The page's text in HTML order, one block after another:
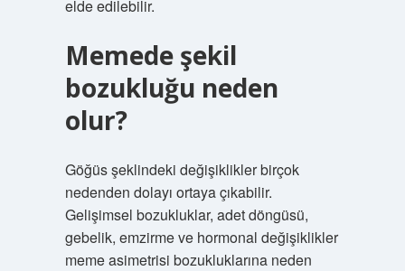
elde edilebilir.
Memede şekil
bozukluğu neden
olur?
Göğüs şeklindeki değişiklikler birçok
nedenden dolayı ortaya çıkabilir.
Gelişimsel bozukluklar, adet döngüsü,
gebelik, emzirme ve hormonal değişiklikler
meme asimetrisi bozukluklarına neden